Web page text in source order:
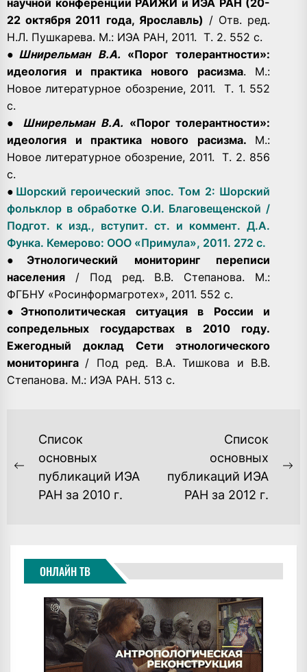
22 октября 2011 года, Ярославль) / Отв. ред.
Н.Л. Пушкарева. М.: ИЭА РАН, 2011. Т. 2. 552 с.
● Шнирельман В.А. «Порог толерантности»:
идеология и практика нового расизма. М.:
Новое литературное обозрение, 2011. Т. 1. 552
с.
●
Шнирельман В.А. «Порог толерантности»:
идеология и практика нового расизма. М.:
Новое литературное обозрение, 2011. Т. 2. 856
с.
● Шорский героический эпос. Том 2: Шорский
фольклор в обработке О.И. Благовещенской /
Подгот. к изд., вступит. ст. и коммент. Д.А.
Функа. Кемерово: ООО «Примула», 2011. 272 с.
● Этнологический мониторинг переписи
населения / Под ред. В.В. Степанова. М.:
ФГБНУ «Росинформагротех», 2011. 552 с.
● Этнополитическая ситуация в России и
сопредельных государствах в 2010 году.
Ежегодный доклад Сети этнологического
мониторинга / Под ред. В.А. Тишкова и В.В.
Степанова. М.: ИЭА РАН. 513 с.
НАВИГАЦИЯ
ПО
ЗАПИСЯМ
Previous
post:
Список
основных
публикаций ИЭА
РАН за 2010 г.
Список
основных
публикаций ИЭА
РАН за 2012 г.
ОНЛАЙН ТВ